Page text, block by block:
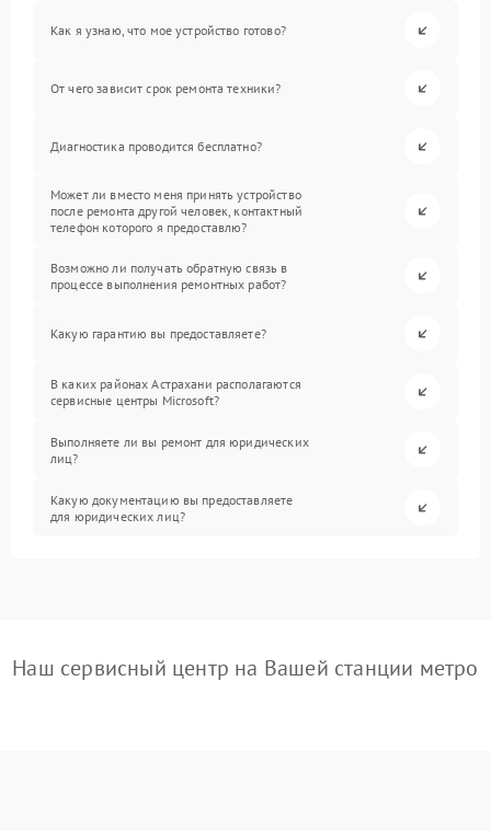
Как я узнаю, что мое устройство готово?
От чего зависит срок ремонта техники?
Диагностика проводится бесплатно?
Может ли вместо меня принять устройство
после ремонта другой человек, контактный
телефон которого я предоставлю?
Возможно ли получать обратную связь в
процессе выполнения ремонтных работ?
Какую гарантию вы предоставляете?
В каких районах Астрахани располагаются
сервисные центры Microsoft?
Выполняете ли вы ремонт для юридических
лиц?
Какую документацию вы предоставляете
для юридических лиц?
Наш сервисный центр на Вашей станции метро